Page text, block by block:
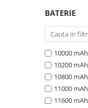
BATERIE
10000 mAh
10200 mAh
10800 mAh
11000 mAh
11600 mAh